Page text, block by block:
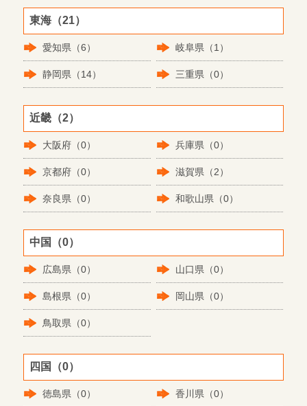
東海（21）
愛知県（6） 岐阜県（1）
静岡県（14） 三重県（0）
近畿（2）
大阪府（0） 兵庫県（0）
京都府（0） 滋賀県（2）
奈良県（0） 和歌山県（0）
中国（0）
広島県（0） 山口県（0）
島根県（0） 岡山県（0）
鳥取県（0）
四国（0）
徳島県（0） 香川県（0）